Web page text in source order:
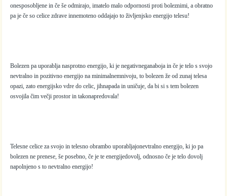
onesposobljene in če še odmirajo, imatelo malo odpornosti proti boleznimi, a obratno
pa je če so celice zdrave innemoteno oddajajo to življenjsko energijo telesu!
Bolezen pa uporablja nasprotno energijo, ki je negativneganaboja in če je telo s svojo
nevtralno in pozitivno energijo na minimalnemnivoju, to bolezen že od zunaj telesa
opazi, zato energijsko vdre do celic, jihnapada in uničuje, da bi si s tem bolezen
osvojila čim večji prostor in takonapredovala!
Telesne celice za svojo in telesno obrambo uporabljajonevtralno energijo, ki jo pa
bolezen ne prenese, še posebno, če je te energijedovolj, odnosno če je telo dovolj
napolnjeno s to nevtralno energijo!